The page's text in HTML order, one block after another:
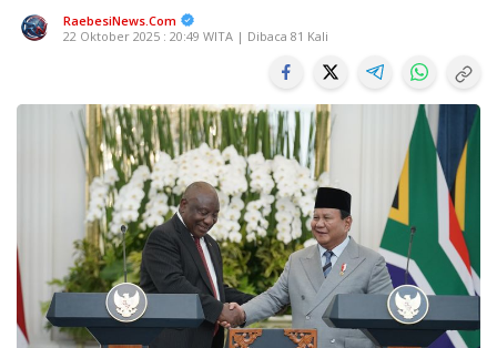
RaebesiNews.Com
22 Oktober 2025 : 20:49 WITA | Dibaca 81 Kali